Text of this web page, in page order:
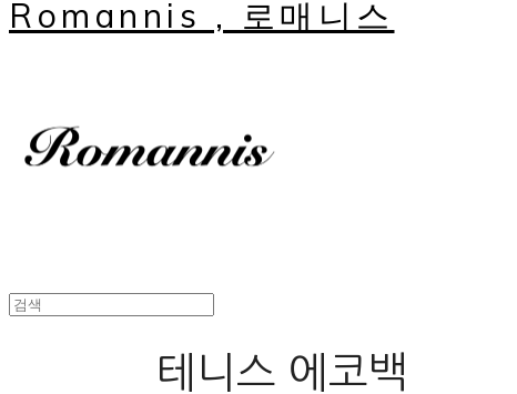
Romannis , 로매니스
테니스 에코백